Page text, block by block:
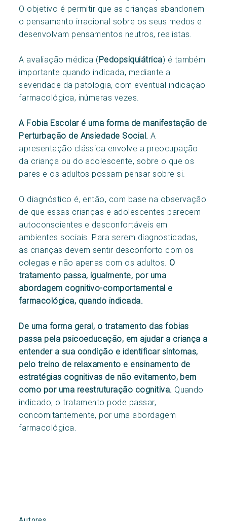
O objetivo é permitir que as crianças abandonem
o pensamento irracional sobre os seus medos e
desenvolvam pensamentos neutros, realistas.
A avaliação médica (Pedopsiquiátrica) é também
importante quando indicada, mediante a
severidade da patologia, com eventual indicação
farmacológica, inúmeras vezes.
A Fobia Escolar é uma forma de manifestação de
Perturbação de Ansiedade Social. A
apresentação clássica envolve a preocupação
da criança ou do adolescente, sobre o que os
pares e os adultos possam pensar sobre si.
O diagnóstico é, então, com base na observação
de que essas crianças e adolescentes parecem
autoconscientes e desconfortáveis em
ambientes sociais. Para serem diagnosticadas,
as crianças devem sentir desconforto com os
colegas e não apenas com os adultos. O
tratamento passa, igualmente, por uma
abordagem cognitivo-comportamental e
farmacológica, quando indicada.
De uma forma geral, o tratamento das fobias
passa pela psicoeducação, em ajudar a criança a
entender a sua condição e identificar sintomas,
pelo treino de relaxamento e ensinamento de
estratégias cognitivas de não evitamento, bem
como por uma reestruturação cognitiva. Quando
indicado, o tratamento pode passar,
concomitantemente, por uma abordagem
farmacológica.